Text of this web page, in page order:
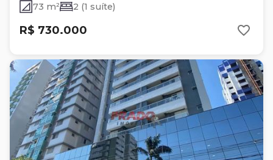
73 m² 2 (1 suíte)
R$ 730.000